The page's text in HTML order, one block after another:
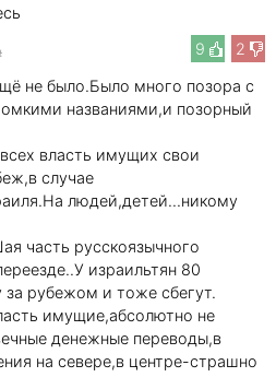
9
2
не было.Было много позора с
названиями,и позорный
власть имущих свои
случае
людей,детей...никому
часть русскоязычного
израильтян 80
рубежом и тоже сбегут.
имущие,абсолютно не
денежные переводы,в
на севере,в центре-страшно